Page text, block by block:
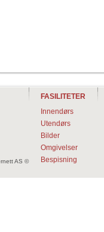
FASILITETER
Innendørs
Utendørs
Bilder
Omgivelser
Bespisning
AS ©